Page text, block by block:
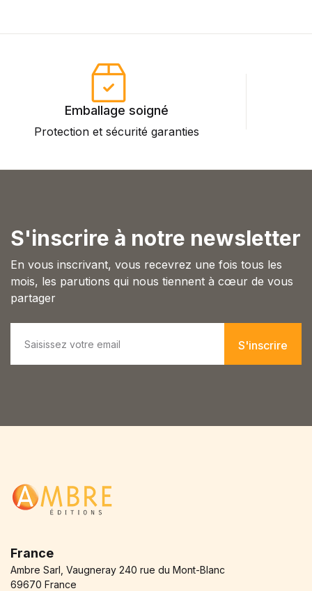
Home v13
Single Product v2
Single Product v3
Single Product v4
Single Product v5
Single Product v6
Shop Cart
Shop List v2
Shop List v3
Shop List v4
Shop List v5
Shop List v6
Shop List v9
Blog v1
Contact
FAQ
Pricing Table
Emballage soigné
Protection et sécurité garanties
S'inscrire à notre newsletter
En vous inscrivant, vous recevrez une fois tous les
mois, les parutions qui nous tiennent à cœur de vous
partager
i
S'inscrire
France
Ambre Sarl, Vaugneray 240 rue du Mont-Blanc
69670 France